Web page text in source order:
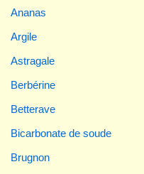
Ananas
Argile
Astragale
Berbérine
Betterave
Bicarbonate de soude
Brugnon